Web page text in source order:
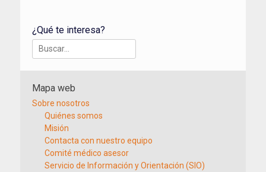
¿Qué te interesa?
Buscar:
Mapa web
Sobre nosotros
Quiénes somos
Misión
Contacta con nuestro equipo
Comité médico asesor
Servicio de Información y Orientación (SIO)